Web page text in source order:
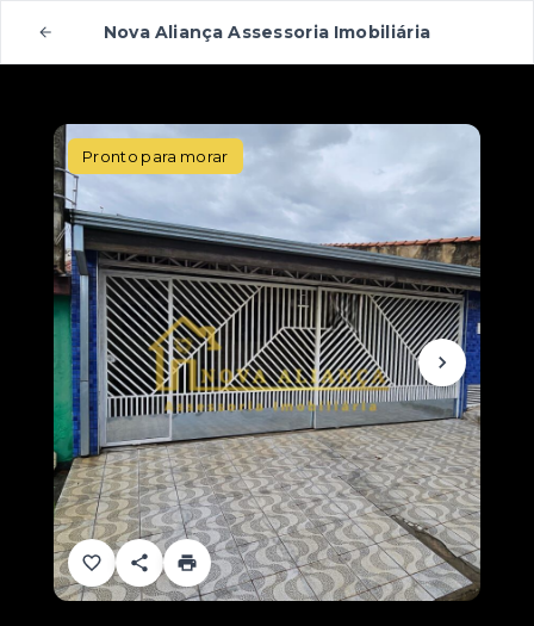
Nova Aliança Assessoria Imobiliária
Pronto para morar